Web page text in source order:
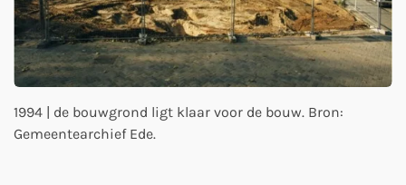
1994 | de bouwgrond ligt klaar voor de bouw. Bron:
Gemeentearchief Ede.